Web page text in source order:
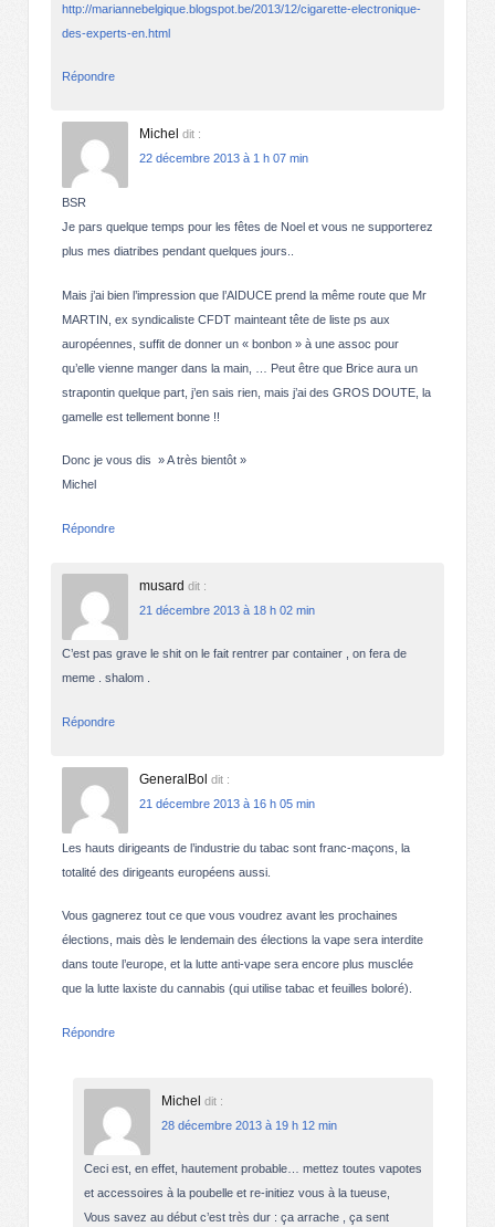
http://mariannebelgique.blogspot.be/2013/12/cigarette-electronique-
des-experts-en.html
Répondre
Michel dit :
22 décembre 2013 à 1 h 07 min
BSR
Je pars quelque temps pour les fêtes de Noel et vous ne supporterez
plus mes diatribes pendant quelques jours..
Mais j’ai bien l’impression que l’AIDUCE prend la même route que Mr
MARTIN, ex syndicaliste CFDT mainteant tête de liste ps aux
auropéennes, suffit de donner un « bonbon » à une assoc pour
qu’elle vienne manger dans la main, … Peut être que Brice aura un
strapontin quelque part, j’en sais rien, mais j’ai des GROS DOUTE, la
gamelle est tellement bonne !!
Donc je vous dis » A très bientôt »
Michel
Répondre
musard dit :
21 décembre 2013 à 18 h 02 min
C’est pas grave le shit on le fait rentrer par container , on fera de
meme . shalom .
Répondre
GeneralBol dit :
21 décembre 2013 à 16 h 05 min
Les hauts dirigeants de l’industrie du tabac sont franc-maçons, la
totalité des dirigeants européens aussi.
Vous gagnerez tout ce que vous voudrez avant les prochaines
élections, mais dès le lendemain des élections la vape sera interdite
dans toute l’europe, et la lutte anti-vape sera encore plus musclée
que la lutte laxiste du cannabis (qui utilise tabac et feuilles boloré).
Répondre
Michel dit :
28 décembre 2013 à 19 h 12 min
Ceci est, en effet, hautement probable… mettez toutes vapotes
et accessoires à la poubelle et re-initiez vous à la tueuse,
Vous savez au début c’est très dur : ça arrache , ça sent